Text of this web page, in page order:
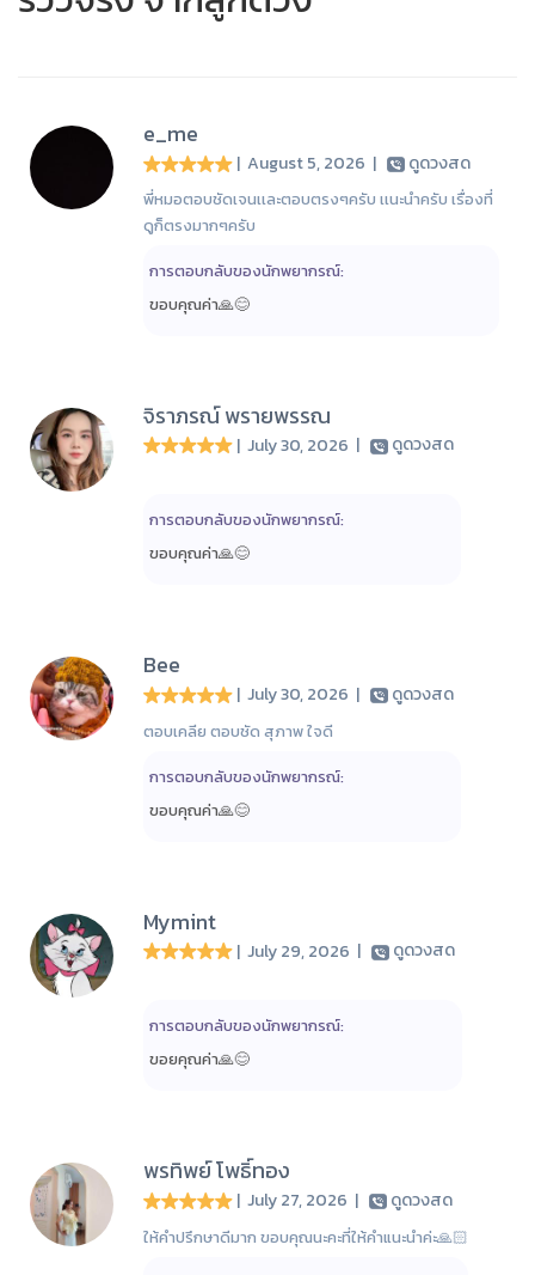
e_me
| August 5, 2026 | ดูดวงสด
พี่หมอตอบชัดเจนเเละตอบตรงๆครับ เเนะนำครับ เรื่องที่
ดูก็ตรงมากๆครับ
การตอบกลับของนักพยากรณ์:
ขอบคุณค่า🙏😊
จิราภรณ์ พรายพรรณ
| July 30, 2026 | ดูดวงสด
การตอบกลับของนักพยากรณ์:
ขอบคุณค่า🙏😊
Bee
| July 30, 2026 | ดูดวงสด
ตอบเคลีย ตอบชัด สุภาพ ใจดี
การตอบกลับของนักพยากรณ์:
ขอบคุณค่า🙏😊
Mymint
| July 29, 2026 | ดูดวงสด
การตอบกลับของนักพยากรณ์:
ขอยคุณค่า🙏😊
พรทิพย์ โพธิ์ทอง
| July 27, 2026 | ดูดวงสด
ให้คำปรึกษาดีมาก ขอบคุณนะคะที่ให้คำแนะนำค่ะ🙏🏻